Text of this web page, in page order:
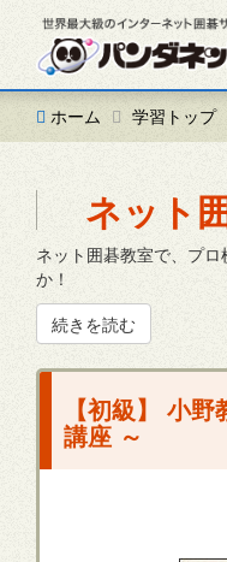
ホーム
学習トップ
ネット
ネット囲碁教室で、プ
か！
続きを読む
【初級】 小
講座 ～